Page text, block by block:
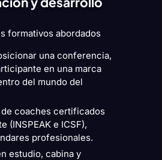
formativos abordados
una conferencia,
en una marca
del mundo del
coaches certificados
(INSPEAK e ICSF),
profesionales.
estudio, cabina y